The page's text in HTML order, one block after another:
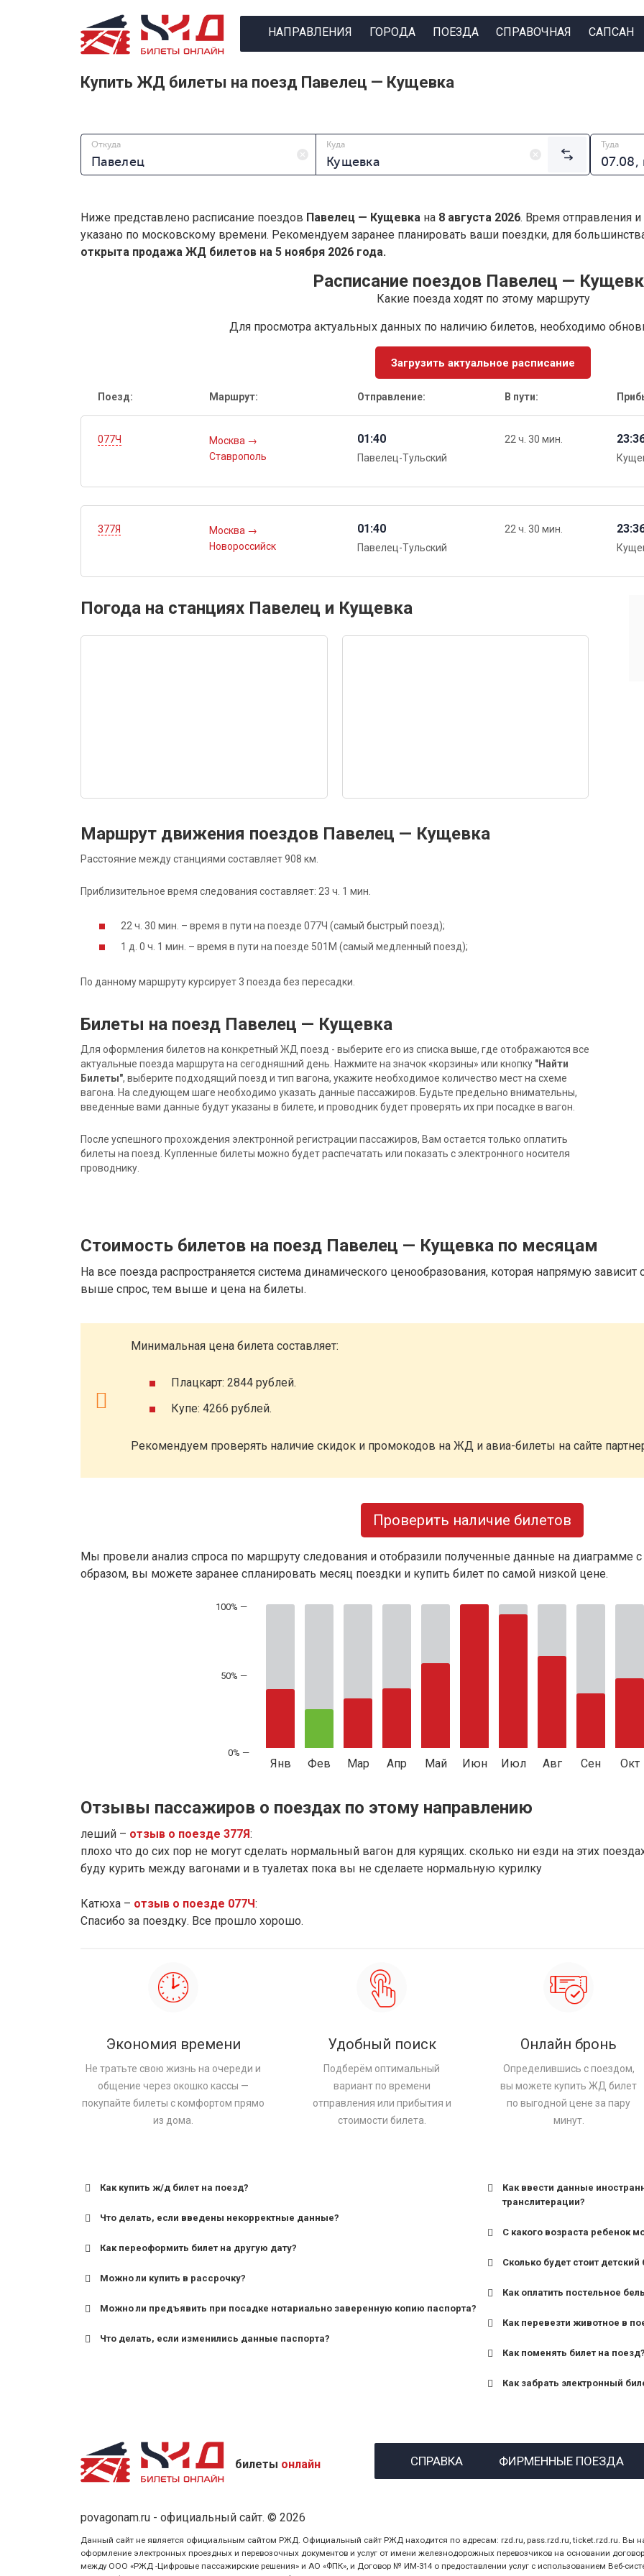
НАПРАВЛЕНИЯ ГОРОДА ПОЕЗДА СПРАВОЧНАЯ САПСАН
Купить ЖД билеты на поезд Павелец — Кущевка
Откуда Куда Туда
Ниже представлено расписание поездов Павелец — Кущевка на 8 августа 2026. Время отправления
указано по московскому времени. Рекомендуем заранее планировать ваши поездки, для
открыта продажа ЖД билетов на 5 ноября 2026 года.
Расписание поездов Павелец —
Какие поезда ходят по этому маршруту
Для просмотра актуальных данных по наличию билетов, необходимо
Загрузить актуальное расписание
Поезд: Маршрут: Отправление: В пути:
077Ч Москва →
Ставрополь
01:40
Павелец-Тульский
22 ч. 30 мин.
377Я Москва →
Новороссийск
01:40
Павелец-Тульский
22 ч. 30 мин.
Погода на станциях Павелец и Кущевка
Маршрут движения поездов Павелец — Кущевка
Расстояние между станциями составляет 908 км.
Приблизительное время следования составляет: 23 ч. 1 мин.
22 ч. 30 мин. – время в пути на поезде 077Ч (самый быстрый поезд);
1 д. 0 ч. 1 мин. – время в пути на поезде 501М (самый медленный поезд);
По данному маршруту курсирует 3 поезда без пересадки.
Билеты на поезд Павелец — Кущевка
Для оформления билетов на конкретный ЖД поезд - выберите его из списка выше, где отображаются все
актуальные поезда маршрута на сегодняшний день. Нажмите на значок «корзины» или кнопку "Найти
Билеты", выберите подходящий поезд и тип вагона, укажите необходимое количество мест на схеме
вагона. На следующем шаге необходимо указать данные пассажиров. Будьте предельно внимательны,
введенные вами данные будут указаны в билете, и проводник будет проверять их при посадке в вагон.
После успешного прохождения электронной регистрации пассажиров, Вам остается только оплатить
билеты на поезд. Купленные билеты можно будет распечатать или показать с электронного носителя
проводнику.
Стоимость билетов на поезд Павелец — Кущевка по месяцам
На все поезда распространяется система динамического ценообразования, которая напрямую
выше спрос, тем выше и цена на билеты.
Минимальная цена билета составляет:
Плацкарт: 2844 рублей.
Купе: 4266 рублей.
Рекомендуем проверять наличие скидок и промокодов на ЖД и авиа-билеты на сайте
Проверить наличие билетов
Мы провели анализ спроса по маршруту следования и отобразили полученные данные на диаграмме
образом, вы можете заранее спланировать месяц поездки и купить билет по самой низкой цене.
50% —
Янв Фев Мар Апр Май Июн Июл Авг Сен Окт
Отзывы пассажиров о поездах по этому направлению
леший – отзыв о поезде 377Я:
плохо что до сих пор не могут сделать нормальный вагон для курящих. сколько ни езди на этих
буду курить между вагонами и в туалетах пока вы не сделаете нормальную курилку
Катюха – отзыв о поезде 077Ч:
Спасибо за поездку. Все прошло хорошо.
Экономия времени
Не тратьте свою жизнь на очереди и
общение через окошко кассы —
покупайте билеты с комфортом прямо
из дома.
Удобный поиск
Подберём оптимальный
вариант по времени
отправления или прибытия и
стоимости билета.
Онлайн бронь
Определившись с поездом,
вы можете купить ЖД билет
по выгодной цене за пару
минут.
Как купить ж/д билет на поезд?
Что делать, если введены некорректные данные?
Как переоформить билет на другую дату?
Можно ли купить в рассрочку?
Можно ли предъявить при посадке нотариально заверенную копию паспорта?
Что делать, если изменились данные паспорта?
Как ввести данные
транслитерации?
С какого возраста ребенок
для поездов дальнего
Сколько будет стоит детский
Как оплатить постельное
Как перевезти животное в
Как поменять билет на поезд?
Как забрать электронный
назвав кассиру 14-
билеты онлайн СПРАВКА ФИРМЕННЫЕ ПОЕЗДА
povagonam.ru - официальный сайт. © 2026
Данный сайт не является официальным сайтом РЖД. Официальный сайт РЖД находится по адресам: rzd.ru, pass.rzd.ru, ticket.rzd.ru. Вы
оформление электронных проездных и перевозочных документов и услуг от имени железнодорожных перевозчиков на основании
между ООО «РЖД -Цифровые пассажирские решения» и АО «ФПК», и Договор № ИМ-314 о предоставлении услуг с использованием Веб-